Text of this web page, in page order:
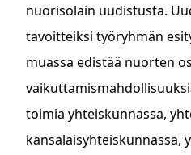
nuorisolain uudistusta.
tavoitteiksi työryhmän
muassa edistää nuorten
toimia yhteiskunnassa,
kansalaisyhteiskunnassa,